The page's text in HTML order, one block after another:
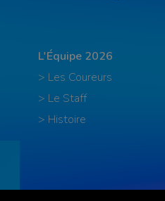
L'Équipe 2026
> Les Coureurs
> Le Staff
> Histoire